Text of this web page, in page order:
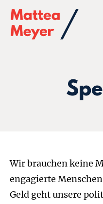
Wir brauchen keine
engagierte
Geld geht unsere